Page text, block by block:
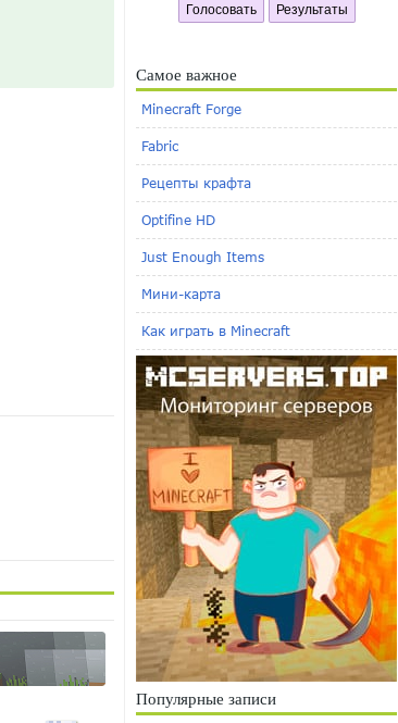
Голосовать Результаты
Самое важное
Minecraft Forge
Fabric
Рецепты крафта
Optifine HD
Just Enough Items
Мини-карта
Как играть в Minecraft
Популярные записи